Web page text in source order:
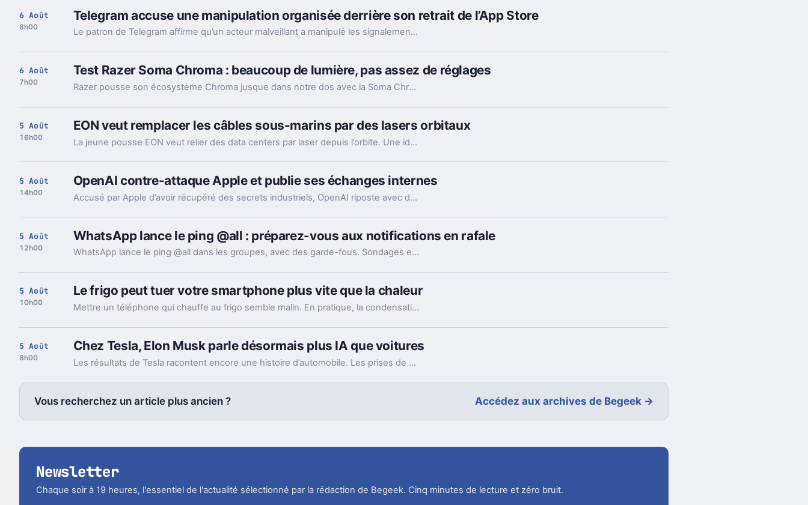
6 Août
8h00
Telegram accuse une manipulation organisée derrière son retrait de l’App Store
Le patron de Telegram affirme qu’un acteur malveillant a manipulé les signalements pour faire retirer l’app par Apple. Un précédent qui inquiète vraiment.
6 Août
7h00
Test Razer Soma Chroma : beaucoup de lumière, pas assez de réglages
Razer pousse son écosystème Chroma jusque dans notre dos avec la Soma Chroma, une chaise gaming bardée de RGB et proposée à 529,99 euros. Spectaculaire dans un setup, confortable au quotidien, elle nous laisse pourtant un sentiment mitigé face à une ergonomie étonnamment peu personnalisable à ce niveau de prix.
5 Août
16h00
EON veut remplacer les câbles sous-marins par des lasers orbitaux
La jeune pousse EON veut relier des data centers par laser depuis l’orbite. Une idée très ambitieuse, portée par l’explosion des besoins en IA.
5 Août
14h00
OpenAI contre-attaque Apple et publie ses échanges internes
Accusé par Apple d’avoir récupéré des secrets industriels, OpenAI riposte avec des mails et des logs de chat. L’enjeu va bien au-delà du simple procès.
5 Août
12h00
WhatsApp lance le ping @all : préparez-vous aux notifications en rafale
WhatsApp lance le ping @all dans les groupes, avec des garde-fous. Sondages et création de sous-groupes gagnent aussi en souplesse.
5 Août
10h00
Le frigo peut tuer votre smartphone plus vite que la chaleur
Mettre un téléphone qui chauffe au frigo semble malin. En pratique, la condensation et le choc thermique peuvent l’abîmer bien plus vite.
5 Août
8h00
Chez Tesla, Elon Musk parle désormais plus IA que voitures
Les résultats de Tesla racontent encore une histoire d’automobile. Les prises de parole d’Elon Musk, elles, regardent de plus en plus vers l’IA et les robots.
Vous recherchez un article plus ancien ? Accédez aux archives de Begeek →
Newsletter
Chaque soir à 19 heures, l'essentiel de l'actualité sélectionné par la rédaction de Begeek. Cinq minutes de lecture et zéro bruit.